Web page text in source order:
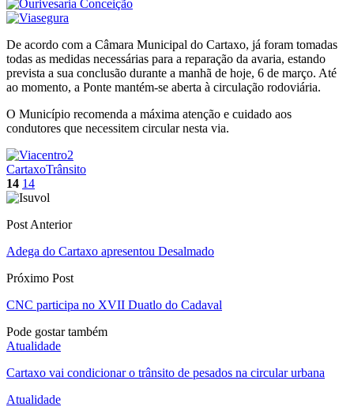
De acordo com a Câmara Municipal do Cartaxo, já foram tomadas
todas as medidas necessárias para a reparação da avaria, estando
prevista a sua conclusão durante a manhã de hoje, 6 de março. Até
ao momento, a Ponte mantém-se aberta à circulação rodoviária.
O Município recomenda a máxima atenção e cuidado aos
condutores que necessitem circular nesta via.
CartaxoTrânsito
14 14
Post Anterior
Adega do Cartaxo apresentou Desalmado
Próximo Post
CNC participa no XVII Duatlo do Cadaval
Pode gostar também
Atualidade
Cartaxo vai condicionar o trânsito de pesados na circular urbana
Atualidade